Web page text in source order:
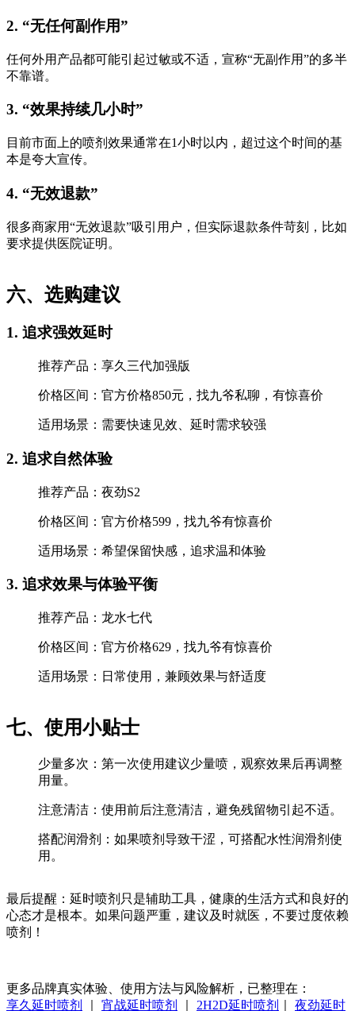
2. “无任何副作用”
任何外用产品都可能引起过敏或不适，宣称“无副作用”的多半
不靠谱。
3. “效果持续几小时”
目前市面上的喷剂效果通常在1小时以内，超过这个时间的基
本是夸大宣传。
4. “无效退款”
很多商家用“无效退款”吸引用户，但实际退款条件苛刻，比如
要求提供医院证明。
六、选购建议
1. 追求强效延时
推荐产品：享久三代加强版
价格区间：官方价格850元，找九爷私聊，有惊喜价
适用场景：需要快速见效、延时需求较强
2. 追求自然体验
推荐产品：夜劲S2
价格区间：官方价格599，找九爷有惊喜价
适用场景：希望保留快感，追求温和体验
3. 追求效果与体验平衡
推荐产品：龙水七代
价格区间：官方价格629，找九爷有惊喜价
适用场景：日常使用，兼顾效果与舒适度
七、使用小贴士
少量多次：第一次使用建议少量喷，观察效果后再调整
用量。
注意清洁：使用前后注意清洁，避免残留物引起不适。
搭配润滑剂：如果喷剂导致干涩，可搭配水性润滑剂使
用。
最后提醒：延时喷剂只是辅助工具，健康的生活方式和良好的
心态才是根本。如果问题严重，建议及时就医，不要过度依赖
喷剂！
更多品牌真实体验、使用方法与风险解析，已整理在：
享久延时喷剂
宵战延时喷剂 2H2D延时喷剂 夜劲延时